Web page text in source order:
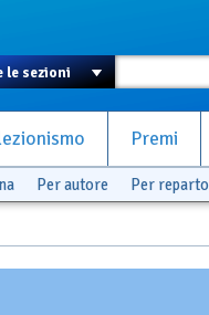
Premi
Per autore Per reparto